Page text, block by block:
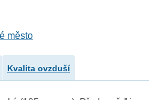
město
Kvalita ovzduší